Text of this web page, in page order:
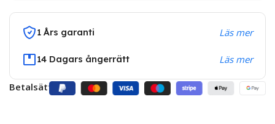
1 Års garanti Läs mer
14 Dagars ångerrätt Läs mer
Betalsätt: